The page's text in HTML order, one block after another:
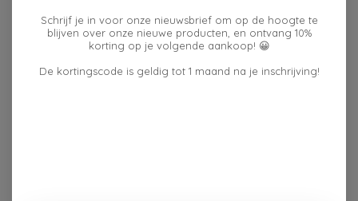
Schrijf je in voor onze nieuwsbrief om op de hoogte te
blijven over onze nieuwe producten, en ontvang 10%
korting op je volgende aankoop! 😀
De kortingscode is geldig tot 1 maand na je inschrijving!